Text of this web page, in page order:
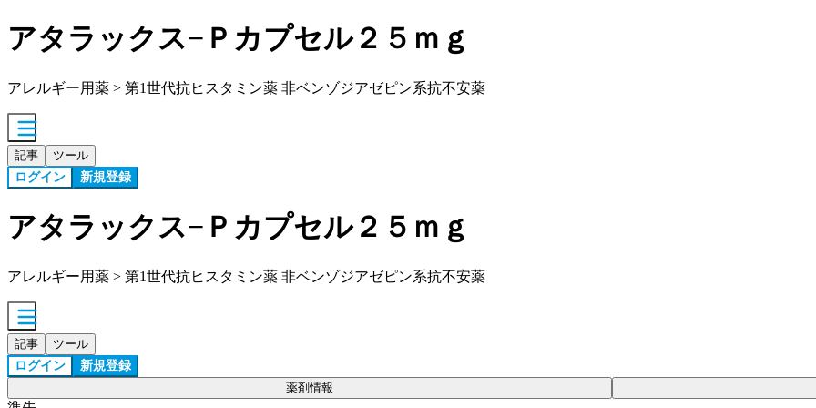
アタラックス−Ｐカプセル２５ｍｇ
アレルギー用薬 > 第1世代抗ヒスタミン薬 非ベンゾジアゼピン系抗不安薬
記事 ツール
ログイン 新規登録
アタラックス−Ｐカプセル２５ｍｇ
アレルギー用薬 > 第1世代抗ヒスタミン薬 非ベンゾジアゼピン系抗不安薬
記事 ツール
ログイン 新規登録
薬剤情報